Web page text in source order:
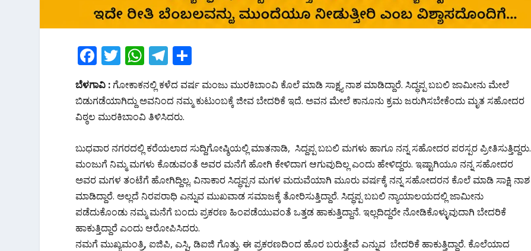
F
ac
e
b
o
k
T
itt
er
W
h
at
s
p
p
T
el
e
gr
m
h
ar
e
ಬೆಳಗಾವಿ : ಗೋಕಾಕನಲ್ಲಿ ಕಳೆದ ವರ್ಷ ಮಂಜು ಮುರಕಿಬಾಂವಿ ಕೊಲೆ ಮಾಡಿ ಸಾಕ್ಷ್ಯ ನಾಶ ಮಾಡಿದ್ದಾರೆ. ಸಿದ್ಧಪ್ಪ ಬಬಲಿ ಜಾಮೀನು ಮೇಲೆ‌
ಬಿಡುಗಡೆಯಾಗಿದ್ದು ಅವನಿಂದ ನಮ್ಮ ಕುಟುಂಬಕ್ಕೆ ಜೀವ ಬೇದರಿಕೆ ಇದೆ. ಅವನ ಮೇಲೆ ಕಾನೂನು ಕ್ರಮ ಜರುಗಿಸಬೇಕೆಂದು ಮೃತ ಸಹೋದರ
ವಿಠ್ಠಲ ಮುರಕಿಬಾಂವಿ ತಿಳಿಸಿದರು.
ಬುಧವಾರ ನಗರದಲ್ಲಿ ಕರೆಯಲಾದ ಸುದ್ದಿಗೋಷ್ಠಿಯಲ್ಲಿ ಮಾತನಾಡಿ, ಸಿದ್ದಪ್ಪ ಬಬಲಿ ಮಗಳು ಹಾಗೂ ನನ್ನ ಸಹೋದರ ಪರಸ್ಪರ ಪ್ರೀತಿಸುತ್ತಿದ್ದರು.
ಮಂಜುಗೆ ನಿಮ್ಮ ಮಗಳು ಕೊಡುವಂತೆ ಅವರ ಮನೆಗೆ ಹೋಗಿ ಕೇಳಿದಾಗ ಆಗುವುದಿಲ್ಲ ಎಂದು ಹೇಳಿದ್ದರು. ಇಷ್ಟಾಗಿಯೂ ನನ್ನ ಸಹೋದರ
ಅವರ ಮಗಳ ತಂಟೆಗೆ ಹೋಗಿದ್ದಿಲ್ಲ‌. ವಿನಾಕಾರ ಸಿದ್ಧಪ್ಪನ ಮಗಳ ಮದುವೆಯಾಗಿ ಮೂರು ವರ್ಷಕ್ಕೆ ನನ್ನ ಸಹೋದರನ ಕೊಲೆ ಮಾಡಿ ಸಾಕ್ಷಿ ನಾಶ
ಮಾಡಿದ್ದಾರೆ. ಅಲ್ಲದೆ ನಿರಪರಾಧಿ ಎನ್ನುವ ಮುಖವಾಡ ಸಮಾಜಕ್ಕೆ ತೋರಿಸುತ್ತಿದ್ದಾರೆ. ಸಿದ್ಧಪ್ಪ ಬಬಲಿ ನ್ಯಾಯಾಲಯದಲ್ಲಿ ಜಾಮೀನು
ಪಡೆದುಕೊಂಡು ನಮ್ಮ ಮನೆಗೆ ಬಂದು ಪ್ರಕರಣ ಹಿಂಪಡೆಯುವಂತೆ ಒತ್ತಡ ಹಾಕುತ್ತಿದ್ದಾನೆ. ಇಲ್ಲದಿದ್ದರೇ ನೋಡಿಕೊಳ್ಳುವುದಾಗಿ ಬೇದರಿಕೆ
ಹಾಕುತ್ತಿದ್ದಾರೆ ಎಂದು ಆರೋಪಿಸಿದರು.
ನಮಗೆ ಮುಖ್ಯಮಂತ್ರಿ, ಐಜಿಪಿ, ಎಸ್ಪಿ, ಡಿಐಜಿ ಗೊತ್ತು. ಈ ಪ್ರಕರಣದಿಂದ ಹೊರ ಬರುತ್ತೇವೆ ಎನ್ನುವ ಬೇದರಿಕೆ ಹಾಕುತ್ತಿದ್ದಾರೆ. ಕೊಲೆಯಾದ